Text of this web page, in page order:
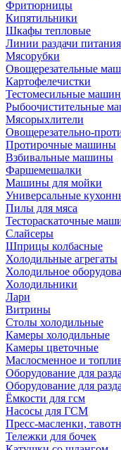
Фритюрницы
Кипятильники
Шкафы тепловые
Линии раздачи питания
Мясорубки
Овощерезательные
Картофелечистки
Тестомесильные
Рыбоочистительные
Мясорыхлители
Овощерезательно-
Протирочные машины
Взбивальные машины
Фаршемешалки
Машины для мойки
Универсальные
Пилы для мяса
Тестораскаточные
Слайсеры
Шприцы колбасные
Холодильные агрегаты
Холодильное
Холодильники
Лари
Витрины
Столы холодильные
Камеры холодильные
Камеры цветочные
Маслосменное и
Оборудование для
Оборудование для
Ёмкости для гсм
Насосы для ГСМ
Пресс-масленки,
Тележки для бочек